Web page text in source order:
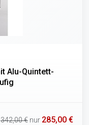
Alu-Quintett-
342,00 € nur 285,00 €